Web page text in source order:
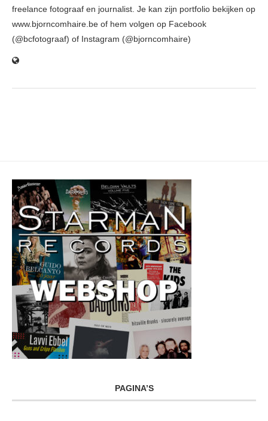
freelance fotograaf en journalist. Je kan zijn portfolio bekijken op
www.bjorncomhaire.be of hem volgen op Facebook
(@bcfotograaf) of Instagram (@bjorncomhaire)
PAGINA’S